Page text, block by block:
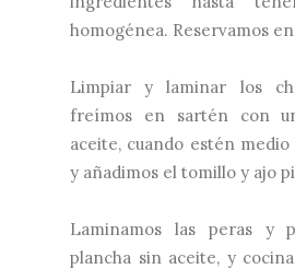
homogénea. Reservamos
Limpiar y laminar los
freímos en sartén con
aceite, cuando estén medio
y añadimos el tomillo y ajo
Laminamos las peras y
plancha sin aceite, y